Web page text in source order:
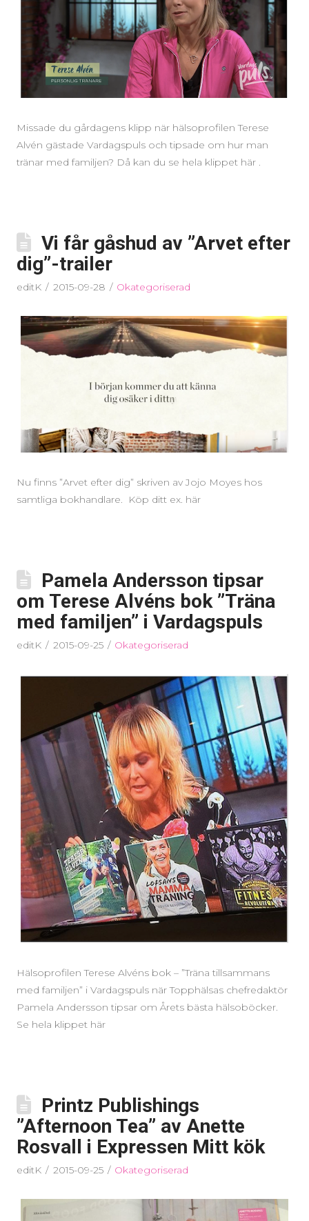
Missade du gårdagens klipp när hälsoprofilen Terese
Alvén gästade Vardagspuls och tipsade om hur man
tränar med familjen? Då kan du se hela klippet här .
Vi får gåshud av ”Arvet efter
dig”-trailer
editK 2015-09-28 Okategoriserad
Nu finns ”Arvet efter dig” skriven av Jojo Moyes hos
samtliga bokhandlare. Köp ditt ex. här
Pamela Andersson tipsar
om Terese Alvéns bok ”Träna
med familjen” i Vardagspuls
editK 2015-09-25 Okategoriserad
Hälsoprofilen Terese Alvéns bok – ”Träna tillsammans
med familjen” i Vardagspuls när Topphälsas chefredaktör
Pamela Andersson tipsar om Årets bästa hälsoböcker.
Se hela klippet här
Printz Publishings
”Afternoon Tea” av Anette
Rosvall i Expressen Mitt kök
editK 2015-09-25 Okategoriserad